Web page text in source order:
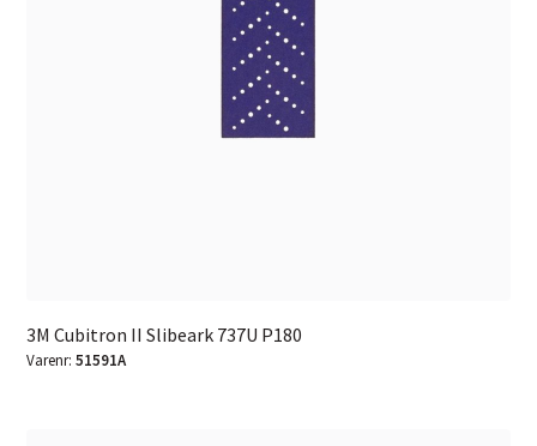
3M Cubitron II Slibeark 737U P180
Varenr:51591A